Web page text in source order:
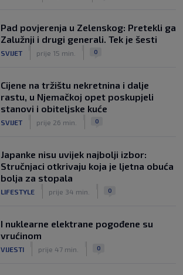
Pad povjerenja u Zelenskog: Pretekli ga
Zalužnji i drugi generali. Tek je šesti
SVIJET prije 15 min. 0
Cijene na tržištu nekretnina i dalje
rastu, u Njemačkoj opet poskupjeli
stanovi i obiteljske kuće
SVIJET prije 26 min. 0
Japanke nisu uvijek najbolji izbor:
Stručnjaci otkrivaju koja je ljetna obuća
bolja za stopala
LIFESTYLE prije 34 min. 0
I nuklearne elektrane pogođene su
vrućinom
VIJESTI prije 47 min. 0